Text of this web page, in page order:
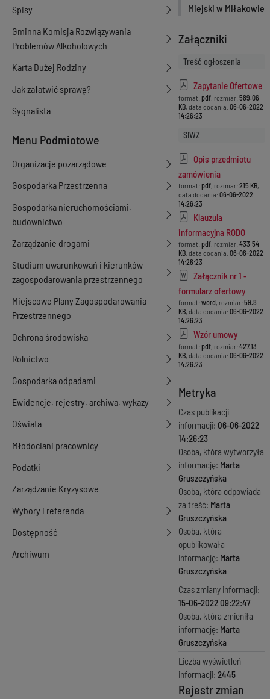
Spisy
Gminna Komisja Rozwiązywania
Problemów Alkoholowych
Karta Dużej Rodziny
Jak załatwić sprawę?
Sygnalista
Menu Podmiotowe
Organizacje pozarządowe
Gospodarka Przestrzenna
Gospodarka nieruchomościami,
budownictwo
Zarządzanie drogami
Studium uwarunkowań i kierunków
zagospodarowania przestrzennego
Miejscowe Plany Zagospodarowania
Przestrzennego
Ochrona środowiska
Rolnictwo
Gospodarka odpadami
Ewidencje, rejestry, archiwa, wykazy
Oświata
Młodociani pracownicy
Podatki
Zarządzanie Kryzysowe
Wybory i referenda
Dostępność
Archiwum
Miejski w Miłakowie
Załączniki
Treść ogłoszenia
Zapytanie Ofertowe
format: pdf, rozmiar: 589.06
KB, data dodania: 06-06-2022
14:26:23
SIWZ
Opis przedmiotu
zamówienia
format: pdf, rozmiar: 215 KB,
data dodania: 06-06-2022
14:26:23
Klauzula
informacyjna RODO
format: pdf, rozmiar: 433.54
KB, data dodania: 06-06-2022
14:26:23
Załącznik nr 1 -
formularz ofertowy
format: word, rozmiar: 59.8
KB, data dodania: 06-06-2022
14:26:23
Wzór umowy
format: pdf, rozmiar: 427.13
KB, data dodania: 06-06-2022
14:26:23
Metryka
Czas publikacji
informacji: 06-06-2022
14:26:23
Osoba, która wytworzyła
informację: Marta
Gruszczyńska
Osoba, która odpowiada
za treść: Marta
Gruszczyńska
Osoba, która
opublikowała
informację: Marta
Gruszczyńska
Czas zmiany informacji:
15-06-2022 09:22:47
Osoba, która zmieniła
informację: Marta
Gruszczyńska
Liczba wyświetleń
informacji: 2445
Rejestr zmian